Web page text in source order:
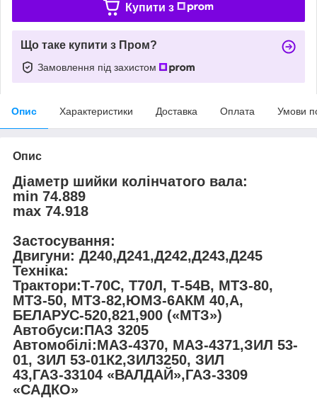
Купити з
Що таке купити з Пром?
Замовлення під захистом
Опис Характеристики Доставка Оплата Умови
Опис
Діаметр шийки колінчатого вала:
min 74.889
max 74.918
Застосування:
Двигуни: Д240,Д241,Д242,Д243,Д245
Техніка:
Трактори:Т-70С, Т70Л, Т-54В, МТЗ-80,
МТЗ-50, МТЗ-82,ЮМЗ-6АКМ 40,А,
БЕЛАРУС-520,821,900 («МТЗ»)
Автобуси:ПАЗ 3205
Автомобілі:МАЗ-4370, МАЗ-4371,ЗИЛ 53-
01, ЗИЛ 53-01К2,ЗИЛ3250, ЗИЛ
43,ГАЗ-33104 «ВАЛДАЙ»,ГАЗ-3309
«САДКО»